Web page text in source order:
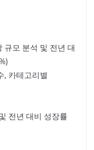
규모 분석 및 전년 대
, 카테고리별
전년 대비 성장률